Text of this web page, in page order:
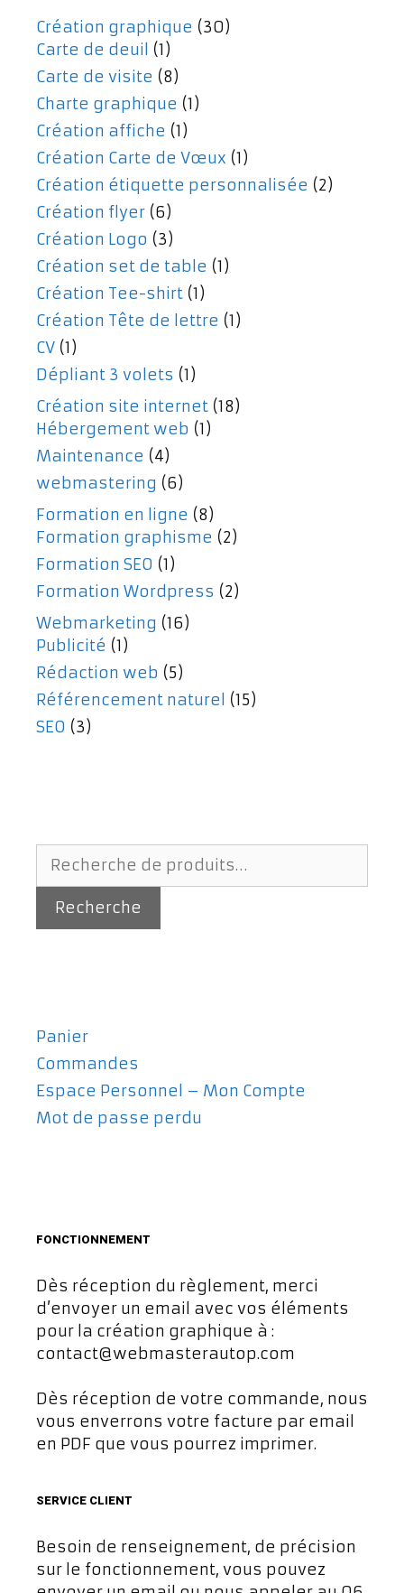
Création graphique (30)
Carte de deuil (1)
Carte de visite (8)
Charte graphique (1)
Création affiche (1)
Création Carte de Vœux (1)
Création étiquette personnalisée (2)
Création flyer (6)
Création Logo (3)
Création set de table (1)
Création Tee-shirt (1)
Création Tête de lettre (1)
CV (1)
Dépliant 3 volets (1)
Création site internet (18)
Hébergement web (1)
Maintenance (4)
webmastering (6)
Formation en ligne (8)
Formation graphisme (2)
Formation SEO (1)
Formation Wordpress (2)
Webmarketing (16)
Publicité (1)
Rédaction web (5)
Référencement naturel (15)
SEO (3)
Recherche
pour :
Recherche
Panier
Commandes
Espace Personnel – Mon Compte
Mot de passe perdu
FONCTIONNEMENT
Dès réception du règlement, merci
d’envoyer un email avec vos éléments
pour la création graphique à :
contact@webmasterautop.com
Dès réception de votre commande, nous
vous enverrons votre facture par email
en PDF que vous pourrez imprimer.
SERVICE CLIENT
Besoin de renseignement, de précision
sur le fonctionnement, vous pouvez